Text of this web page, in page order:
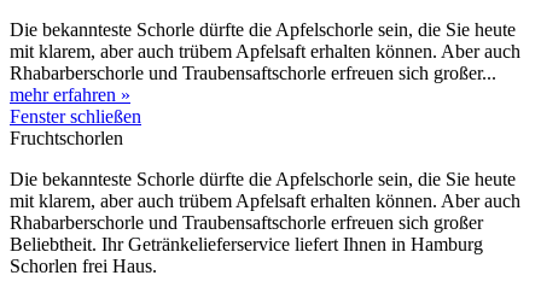
Die bekannteste Schorle dürfte die Apfelschorle sein, die Sie heute
mit klarem, aber auch trübem Apfelsaft erhalten können. Aber auch
Rhabarberschorle und Traubensaftschorle erfreuen sich großer...
mehr erfahren »
Fenster schließen
Fruchtschorlen
Die bekannteste Schorle dürfte die Apfelschorle sein, die Sie heute
mit klarem, aber auch trübem Apfelsaft erhalten können. Aber auch
Rhabarberschorle und Traubensaftschorle erfreuen sich großer
Beliebtheit. Ihr Getränkelieferservice liefert Ihnen in Hamburg
Schorlen frei Haus.